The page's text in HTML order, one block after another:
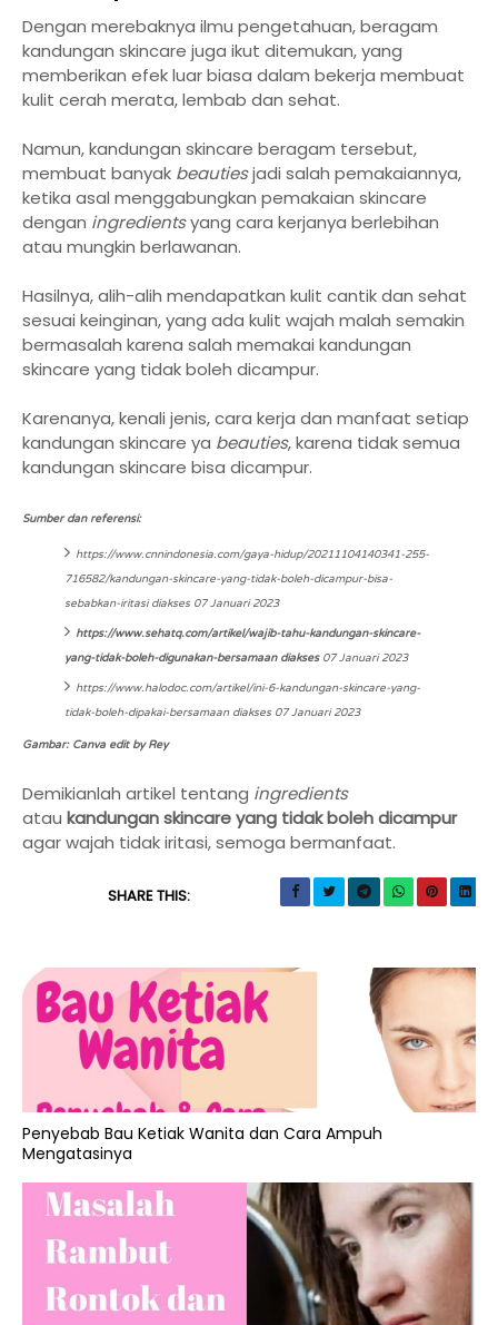
Dengan merebaknya ilmu pengetahuan, beragam
kandungan skincare juga ikut ditemukan, yang
memberikan efek luar biasa dalam bekerja membuat
kulit cerah merata, lembab dan sehat.
Namun, kandungan skincare beragam tersebut,
membuat banyak beautiesjadi salah pemakaiannya,
ketika asal menggabungkan pemakaian skincare
dengan ingredientsyang cara kerjanya berlebihan
atau mungkin berlawanan.
Hasilnya, alih-alih mendapatkan kulit cantik dan sehat
sesuai keinginan, yang ada kulit wajah malah semakin
bermasalah karena salah memakai kandungan
skincare yang tidak boleh dicampur.
Karenanya, kenali jenis, cara kerja dan manfaat setiap
kandungan skincare ya beauties, karena tidak semua
kandungan skincare bisa dicampur.
Sumber dan referensi:
https://www.cnnindonesia.com/gaya-hidup/20211104140341-255-
716582/kandungan-skincare-yang-tidak-boleh-dicampur-bisa-
sebabkan-iritasi diakses 07 Januari 2023
https://www.sehatq.com/artikel/wajib-tahu-kandungan-skincare-
yang-tidak-boleh-digunakan-bersamaan diakses 07 Januari 2023
https://www.halodoc.com/artikel/ini-6-kandungan-skincare-yang-
tidak-boleh-dipakai-bersamaan diakses 07 Januari 2023
Gambar: Canva edit by Rey
Demikianlah artikel tentang ingredients
atau kandungan skincare yang tidak boleh dicampur
agar wajah tidak iritasi, semoga bermanfaat.
SHARE THIS:
Penyebab Bau Ketiak Wanita dan Cara Ampuh
Mengatasinya